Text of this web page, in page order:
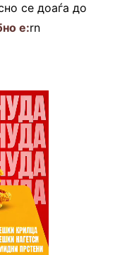
се доаѓа до
е:rn